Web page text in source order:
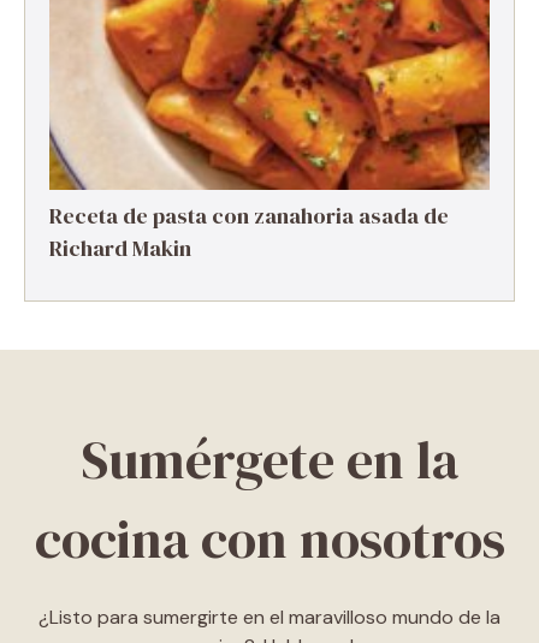
Receta de pasta con zanahoria asada de
Richard Makin
Sumérgete en la
cocina con nosotros
¿Listo para sumergirte en el maravilloso mundo de la